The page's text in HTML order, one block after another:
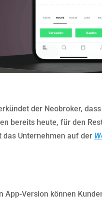
der Neobroker,
bereits heute, für den
das Unternehmen auf der
App-Version können